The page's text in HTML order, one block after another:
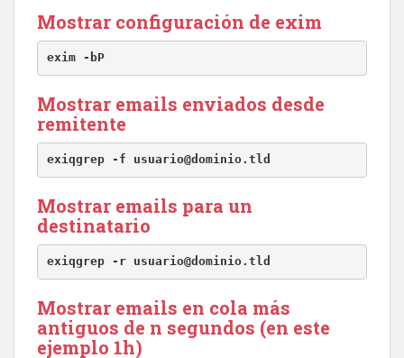
Mostrar configuración de exim
exim -bP
Mostrar emails enviados desde
remitente
exiqgrep -f usuario@dominio.tld
Mostrar emails para un
destinatario
exiqgrep -r usuario@dominio.tld
Mostrar emails en cola más
antiguos de n segundos (en este
ejemplo 1h)